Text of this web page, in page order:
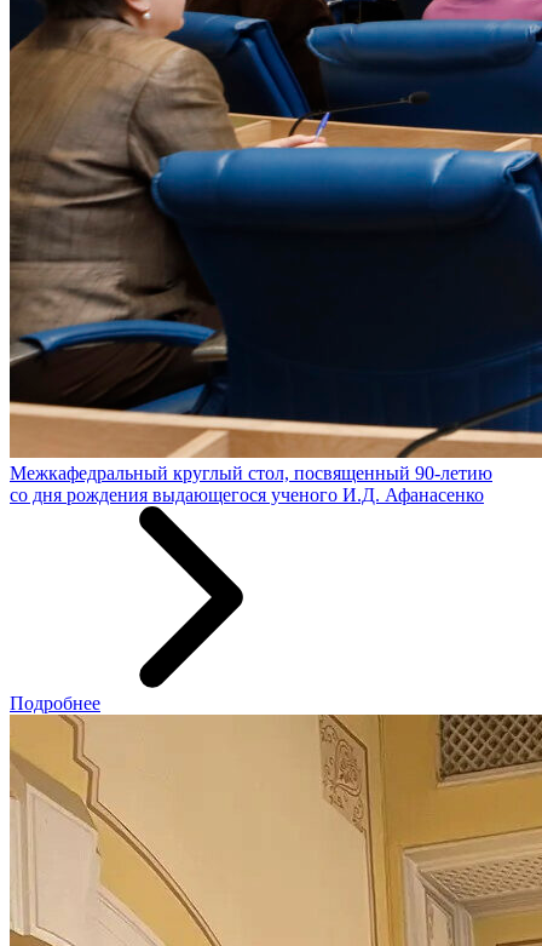
Межкафедральный круглый стол, посвященный 90-летию
со дня рождения выдающегося ученого И.Д. Афанасенко
Подробнее